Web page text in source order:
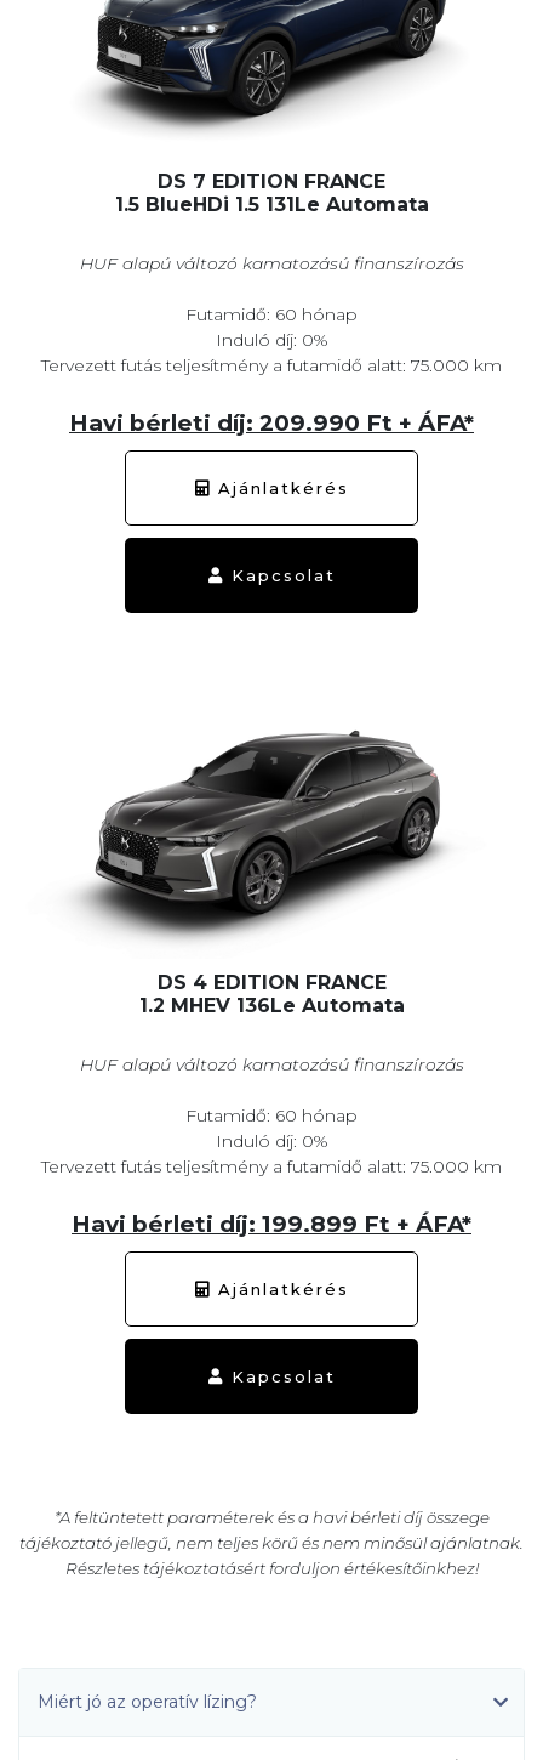
DS 7 EDITION FRANCE
1.5 BlueHDi 1.5 131Le Automata
HUF alapú változó kamatozású finanszírozás
Futamidő: 60 hónap
Induló díj: 0%
Tervezett futás teljesítmény a futamidő alatt: 75.000 km
Havi bérleti díj: 209.990 Ft + ÁFA*
Ajánlatkérés
Kapcsolat
DS 4 EDITION FRANCE
1.2 MHEV 136Le Automata
HUF alapú változó kamatozású finanszírozás
Futamidő: 60 hónap
Induló díj: 0%
Tervezett futás teljesítmény a futamidő alatt: 75.000 km
Havi bérleti díj: 199.899 Ft + ÁFA*
Ajánlatkérés
Kapcsolat
*A feltüntetett paraméterek és a havi bérleti díj összege
tájékoztató jellegű, nem teljes körű és nem minősül ajánlatnak.
Részletes tájékoztatásért forduljon értékesítőinkhez!
Miért jó az operatív lízing?